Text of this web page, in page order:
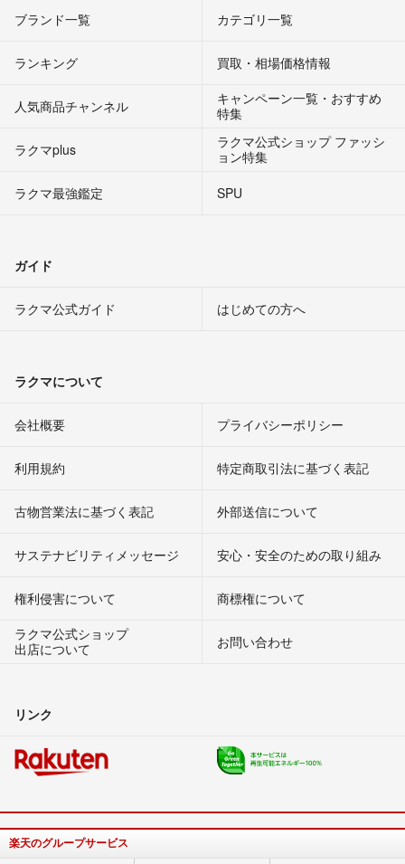
ブランド一覧 カテゴリ一覧
ランキング 買取・相場価格情報
人気商品チャンネル
キャンペーン一覧・おすすめ
特集
ラクマplus
ラクマ公式ショップ ファッシ
ョン特集
ラクマ最強鑑定
SPU
ガイド
ラクマ公式ガイド はじめての方へ
ラクマについて
会社概要 プライバシーポリシー
利用規約 特定商取引法に基づく表記
古物営業法に基づく表記 外部送信について
サステナビリティメッセージ 安心・安全のための取り組み
権利侵害について
商標権について
ラクマ公式ショップ
出店について
お問い合わせ
リンク
楽天のグループサービス